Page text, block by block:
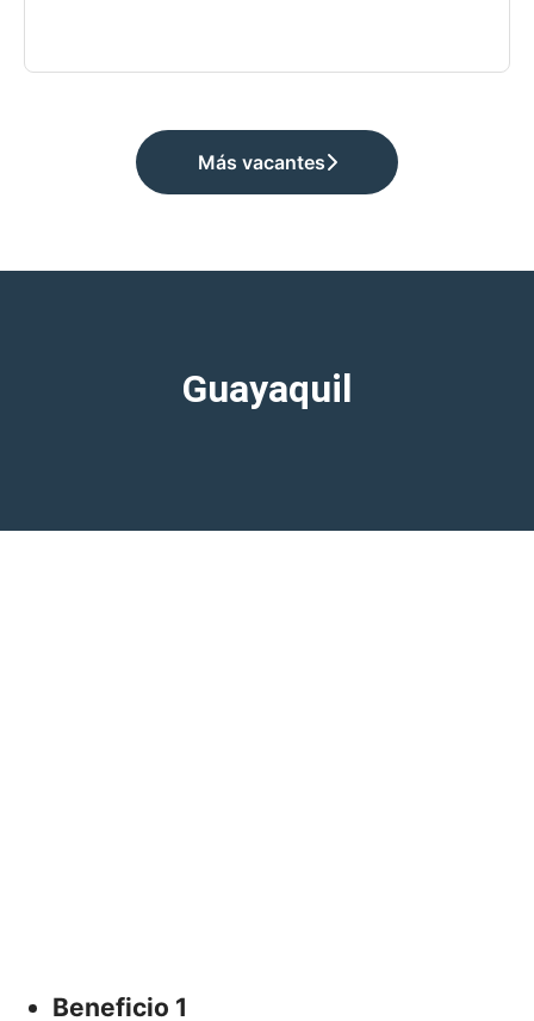
Más vacantes
Guayaquil
Beneficio 1